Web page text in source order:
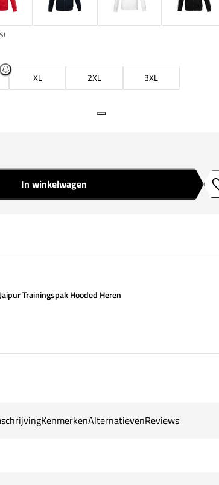
XL 2XL 3XL
In winkelwagen
Trainingspak Hooded Heren
KenmerkenAlternatievenReviews